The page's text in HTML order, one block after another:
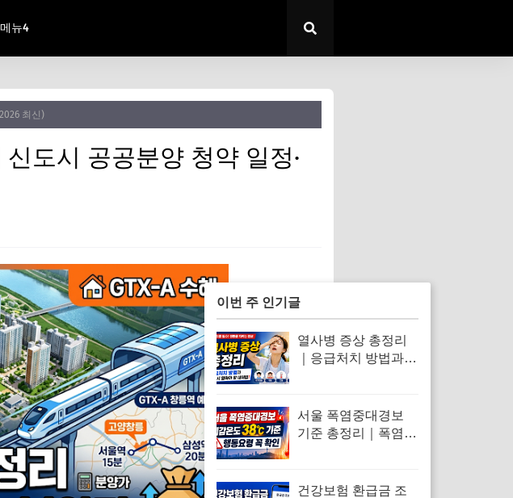
메뉴4
최신)
도시 공공분양 청약 일정·
이번 주 인기글
열사병 증상 총정리
｜응급처치 방법과
서울 폭염중대경보
기준 총정리｜폭염경
건강보험 환급금 조